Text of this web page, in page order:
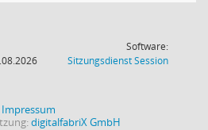
Software:
SitzungsdienstSession(Wird in
Impressum
digitalfabriX GmbH